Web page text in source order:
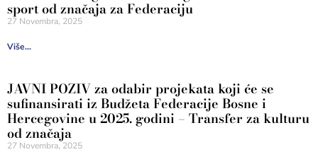
sport od značaja za Federaciju
27 Novembra, 2025
Više...
JAVNI POZIV za odabir projekata koji će se
sufinansirati iz Budžeta Federacije Bosne i
Hercegovine u 2025. godini – Transfer za kulturu
od značaja
27 Novembra, 2025